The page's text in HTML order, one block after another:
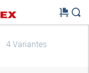
4Variantes